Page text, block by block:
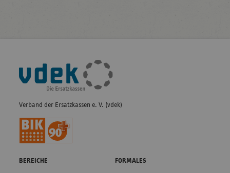
Fußleisten-
Navigation
Verband der Ersatzkassen e. V. (vdek)
BEREICHE FORMALES